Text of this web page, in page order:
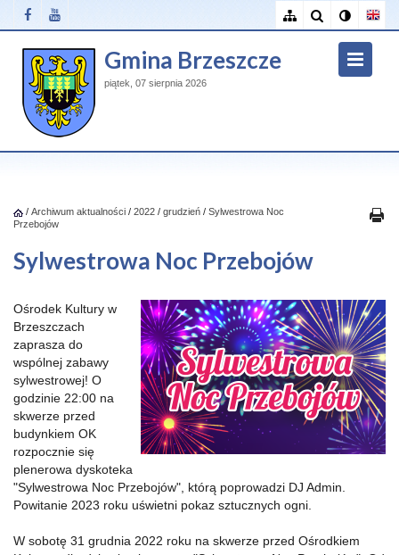
Gmina Brzeszcze
piątek, 07 sierpnia 2026
/ Archiwum aktualności / 2022 / grudzień / Sylwestrowa Noc
Przebojów
Sylwestrowa Noc Przebojów
Ośrodek Kultury w
Brzeszczach
zaprasza do
wspólnej zabawy
sylwestrowej! O
godzinie 22:00 na
skwerze przed
budynkiem OK
rozpocznie się
plenerowa dyskoteka
"Sylwestrowa Noc Przebojów", którą poprowadzi DJ Admin.
Powitanie 2023 roku uświetni pokaz sztucznych ogni.
W sobotę 31 grudnia 2022 roku na skwerze przed Ośrodkiem